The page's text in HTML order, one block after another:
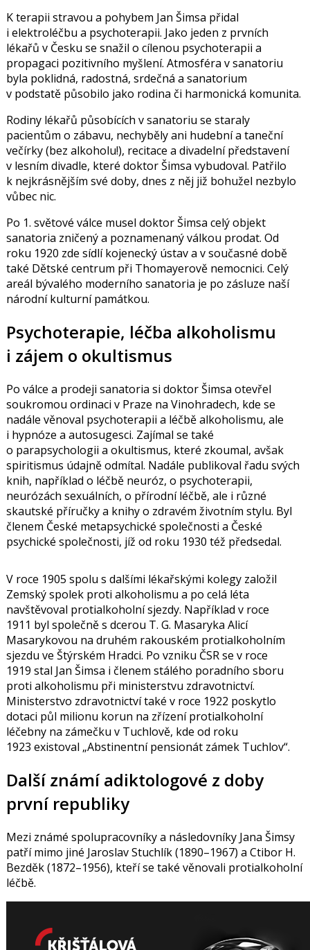
K terapii stravou a pohybem Jan Šimsa přidal
i elektroléčbu a psychoterapii. Jako jeden z prvních
lékařů v Česku se snažil o cílenou psychoterapii a
propagaci pozitivního myšlení. Atmosféra v sanatoriu
byla poklidná, radostná, srdečná a sanatorium
v podstatě působilo jako rodina či harmonická komunita.
Rodiny lékařů působících v sanatoriu se staraly
pacientům o zábavu, nechyběly ani hudební a taneční
večírky (bez alkoholu!), recitace a divadelní představení
v lesním divadle, které doktor Šimsa vybudoval. Patřilo
k nejkrásnějším své doby, dnes z něj již bohužel nezbylo
vůbec nic.
Po 1. světové válce musel doktor Šimsa celý objekt
sanatoria zničený a poznamenaný válkou prodat. Od
roku 1920 zde sídlí kojenecký ústav a v současné době
také Dětské centrum při Thomayerově nemocnici. Celý
areál bývalého moderního sanatoria je po zásluze naší
národní kulturní památkou.
Psychoterapie, léčba alkoholismu
i zájem o okultismus
Po válce a prodeji sanatoria si doktor Šimsa otevřel
soukromou ordinaci v Praze na Vinohradech, kde se
nadále věnoval psychoterapii a léčbě alkoholismu, ale
i hypnóze a autosugesci. Zajímal se také
o parapsychologii a okultismus, které zkoumal, avšak
spiritismus údajně odmítal. Nadále publikoval řadu svých
knih, například o léčbě neuróz, o psychoterapii,
neurózách sexuálních, o přírodní léčbě, ale i různé
skautské příručky a knihy o zdravém životním stylu. Byl
členem České metapsychické společnosti a České
psychické společnosti, jíž od roku 1930 též předsedal.
V roce 1905 spolu s dalšími lékařskými kolegy založil
Zemský spolek proti alkoholismu a po celá léta
navštěvoval protialkoholní sjezdy. Například v roce
1911 byl společně s dcerou T. G. Masaryka Alicí
Masarykovou na druhém rakouském protialkoholním
sjezdu ve Štýrském Hradci. Po vzniku ČSR se v roce
1919 stal Jan Šimsa i členem stálého poradního sboru
proti alkoholismu při ministerstvu zdravotnictví.
Ministerstvo zdravotnictví také v roce 1922 poskytlo
dotaci půl milionu korun na zřízení protialkoholní
léčebny na zámečku v Tuchlově, kde od roku
1923 existoval „Abstinentní pensionát zámek Tuchlov“.
Další známí adiktologové z doby
první republiky
Mezi známé spolupracovníky a následovníky Jana Šimsy
patří mimo jiné Jaroslav Stuchlík(1890–1967) a Ctibor H.
Bezděk(1872–1956), kteří se také věnovali protialkoholní
léčbě.